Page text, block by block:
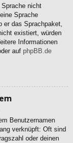
nicht
Sprache
er das Sprachpaket,
existiert, würden
Informationen
auf phpBB.de
Benutzernamen
verknüpft: Oft sind
oder deinen